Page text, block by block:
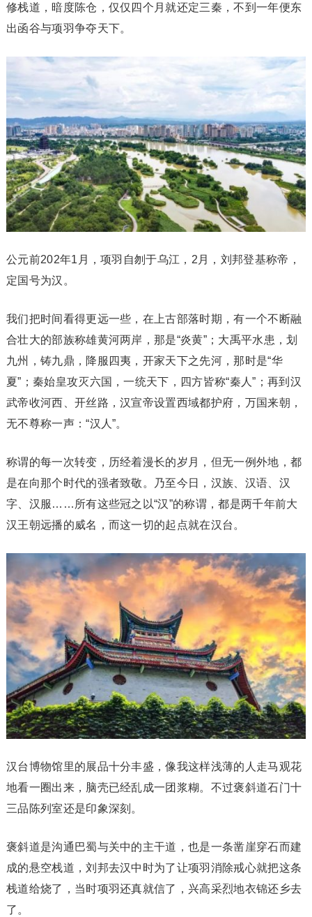
修栈道，暗度陈仓，仅仅四个月就还定三秦，不到一年便东
出函谷与项羽争夺天下。
公元前202年1月，项羽自刎于乌江，2月，刘邦登基称帝，
定国号为汉。
我们把时间看得更远一些，在上古部落时期，有一个不断融
合壮大的部族称雄黄河两岸，那是“炎黄”；大禹平水患，划
九州，铸九鼎，降服四夷，开家天下之先河，那时是“华
夏”；秦始皇攻灭六国，一统天下，四方皆称“秦人”；再到汉
武帝收河西、开丝路，汉宣帝设置西域都护府，万国来朝，
无不尊称一声：“汉人”。
称谓的每一次转变，历经着漫长的岁月，但无一例外地，都
是在向那个时代的强者致敬。乃至今日，汉族、汉语、汉
字、汉服……所有这些冠之以“汉”的称谓，都是两千年前大
汉王朝远播的威名，而这一切的起点就在汉台。
汉台博物馆里的展品十分丰盛，像我这样浅薄的人走马观花
地看一圈出来，脑壳已经乱成一团浆糊。不过褒斜道石门十
三品陈列室还是印象深刻。
褒斜道是沟通巴蜀与关中的主干道，也是一条凿崖穿石而建
成的悬空栈道，刘邦去汉中时为了让项羽消除戒心就把这条
栈道给烧了，当时项羽还真就信了，兴高采烈地衣锦还乡去
了。